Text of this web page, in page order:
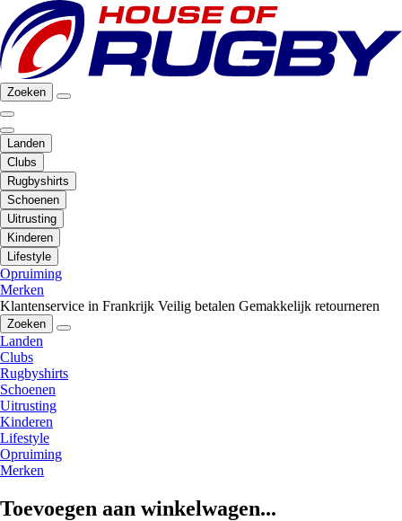
Zoeken
Landen
Clubs
Rugbyshirts
Schoenen
Uitrusting
Kinderen
Lifestyle
Opruiming
Merken
Klantenservice in Frankrijk Veilig betalen Gemakkelijk retourneren
Zoeken
Landen
Clubs
Rugbyshirts
Schoenen
Uitrusting
Kinderen
Lifestyle
Opruiming
Merken
Toevoegen aan winkelwagen...